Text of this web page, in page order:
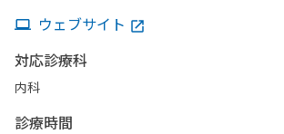
ウェブサイト
対応診療科
内科
診療時間